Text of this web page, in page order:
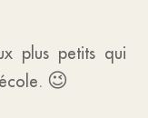
plus petits qui
😉